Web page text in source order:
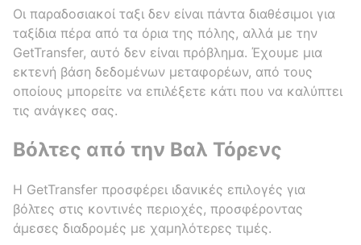
Οι παραδοσιακοί ταξι δεν είναι πάντα διαθέσιμοι για
ταξίδια πέρα από τα όρια της πόλης, αλλά με την
GetTransfer, αυτό δεν είναι πρόβλημα. Έχουμε μια
εκτενή βάση δεδομένων μεταφορέων, από τους
οποίους μπορείτε να επιλέξετε κάτι που να καλύπτει
τις ανάγκες σας.
Βόλτες από την Βαλ Τόρενς
Η GetTransfer προσφέρει ιδανικές επιλογές για
βόλτες στις κοντινές περιοχές, προσφέροντας
άμεσες διαδρομές με χαμηλότερες τιμές.